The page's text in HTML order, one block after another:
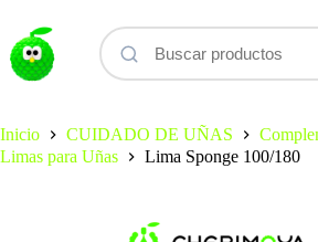
contenido
Inicio
CUIDADO DE UÑAS
Limas para Uñas
Lima Sponge 100/180